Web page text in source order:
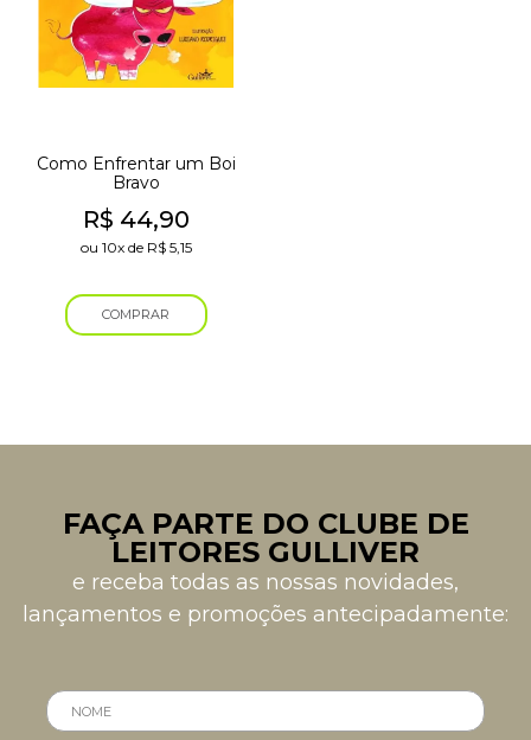
Como Enfrentar um Boi
Bravo
R$ 44,90
ou 10xde R$5,15
COMPRAR
FAÇA PARTE DO CLUBE DE
LEITORES GULLIVER
e receba todas as nossas novidades,
lançamentos e promoções antecipadamente: